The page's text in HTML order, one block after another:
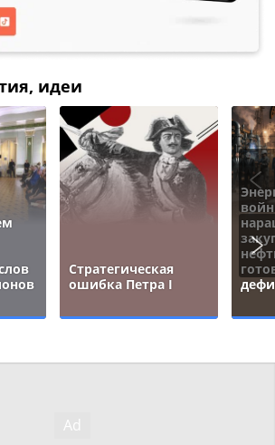
идеи
Стратегическая
ошибка Петра I